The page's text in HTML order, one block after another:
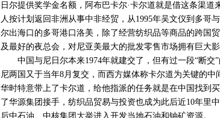
日尔提供奖学金名额，阿布巴卡尔·卡尔道就是借这条渠
人按计划返回非洲从事中非经贸，从1995年吴文仪到多哥
尔出海口的多哥港口洛美，除了经营纺织品等商品的跨国
及最好的夜总会，对尼亚美最大的批发零售市场拥有巨大影
中国与尼日尔本来1974年就建交了，但有过一段“断交”
尼两国又于当年8月复交，而西方媒体称卡尔道为关键的
华时特意带上了卡尔道，给他指派的任务就是在中国找到
了华源集团接手，纺织品贸易与投资也成为此后近10年里
后中石油、中核集团大举进入开发当地石油和铀矿资源。